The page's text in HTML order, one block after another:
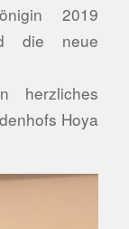
2019
die neue
herzliches
Hoya